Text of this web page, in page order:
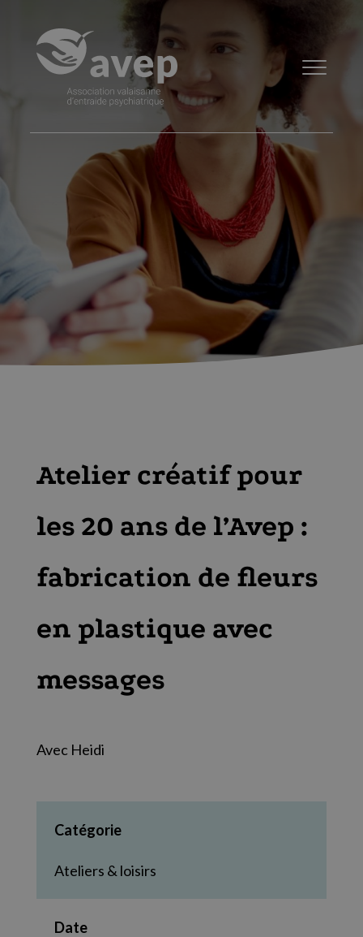
Atelier créatif pour
les 20 ans de l’Avep :
fabrication de fleurs
en plastique avec
messages
Avec Heidi
Catégorie
Ateliers & loisirs
Date